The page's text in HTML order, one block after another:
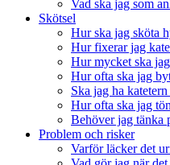
Vad ska jag som
Skötsel
Hur ska jag sköta
Hur fixerar jag
Hur mycket ska
Hur ofta ska jag
Ska jag ha
Hur ofta ska jag
Behöver jag tänka
Problem och risker
Varför läcker det